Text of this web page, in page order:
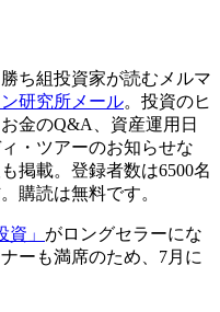
ち組投資家が読むメルマ
研究所メール。投資のヒ
金のQ&A、資産運用日
・ツアーのお知らせな
掲載。登録者数は6500名
購読は無料です。
資」 がロングセラーにな
ーも満席のため、7月に